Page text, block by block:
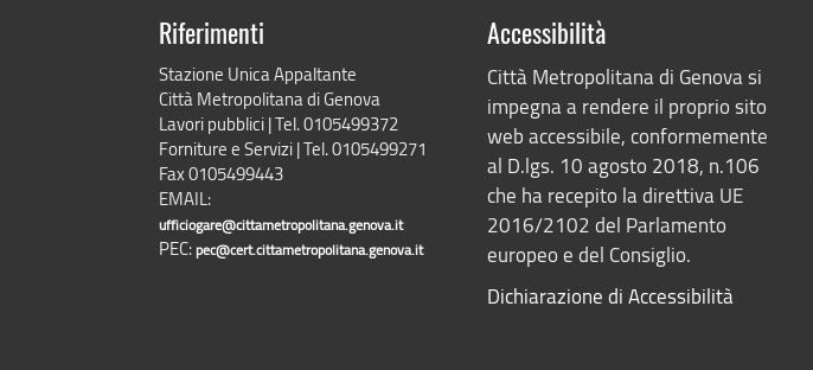
Riferimenti
Stazione Unica Appaltante
Città Metropolitana di Genova
Lavori pubblici | Tel. 0105499372
Forniture e Servizi | Tel. 0105499271
Fax 0105499443
EMAIL:
ufficiogare@cittametropolitana.genova.it
PEC:pec@cert.cittametropolitana.genova.it
Accessibilità
Città Metropolitana di Genova si
impegna a rendere il proprio sito
web accessibile, conformemente
al D.lgs. 10 agosto 2018, n.106
che ha recepito la direttiva UE
2016/2102 del Parlamento
europeo e del Consiglio.
Dichiarazione di Accessibilità